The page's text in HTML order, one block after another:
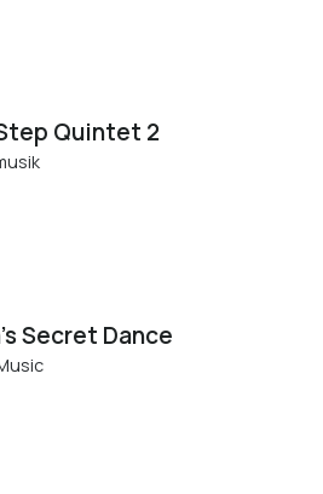
Quintet 2
Secret Dance